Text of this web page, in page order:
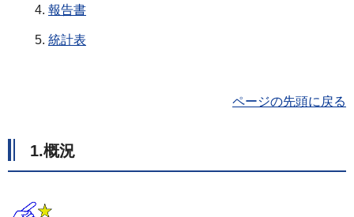
報告書
統計表
ページの先頭に戻る
1.概況